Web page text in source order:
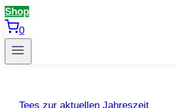
Shop
0
Tees zur aktuellen Jahreszeit